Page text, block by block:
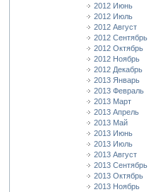
2012 Июнь
2012 Июль
2012 Август
2012 Сентябрь
2012 Октябрь
2012 Ноябрь
2012 Декабрь
2013 Январь
2013 Февраль
2013 Март
2013 Апрель
2013 Май
2013 Июнь
2013 Июль
2013 Август
2013 Сентябрь
2013 Октябрь
2013 Ноябрь